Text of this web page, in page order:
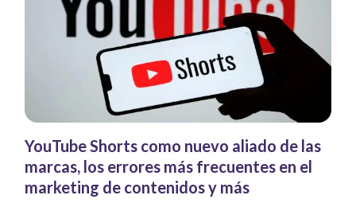
YouTube Shorts como nuevo aliado de las
marcas, los errores más frecuentes en el
marketing de contenidos y más